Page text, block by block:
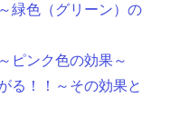
緑色（グリーン）の
ピンク色の効果～
る！！～その効果と